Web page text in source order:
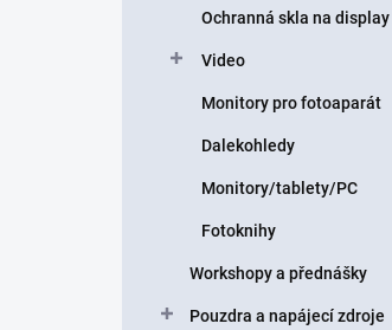
Ochranná skla na display
Video
Monitory pro fotoaparát
Dalekohledy
Monitory/tablety/PC
Fotoknihy
Workshopy a přednášky
Pouzdra a napájecí zdroje